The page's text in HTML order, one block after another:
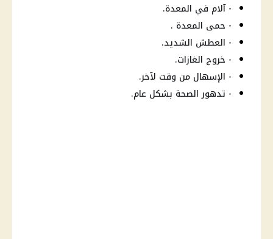
- آلام في المعدة.
- حمى المعدة .
- العطش الشديد.
- خروج الغازات.
- الإسهال من وقت لآخر.
- تدهور الصحة بشكل عام.